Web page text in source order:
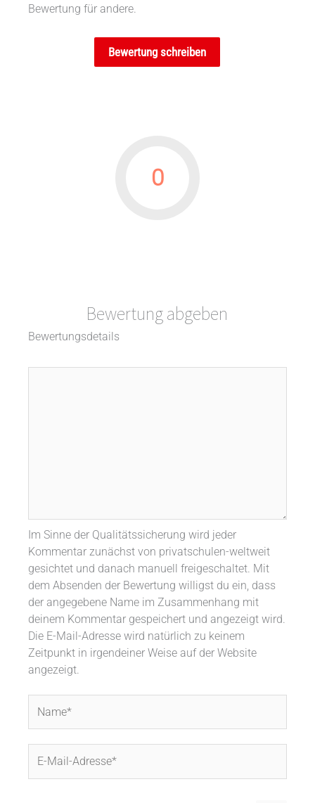
Bewertung für andere.
Bewertung schreiben
0
Bewertung abgeben
Bewertungsdetails
Im Sinne der Qualitätssicherung wird jeder
Kommentar zunächst von privatschulen-weltweit
gesichtet und danach manuell freigeschaltet. Mit
dem Absenden der Bewertung willigst du ein, dass
der angegebene Name im Zusammenhang mit
deinem Kommentar gespeichert und angezeigt wird.
Die E-Mail-Adresse wird natürlich zu keinem
Zeitpunkt in irgendeiner Weise auf der Website
angezeigt.
Mail-